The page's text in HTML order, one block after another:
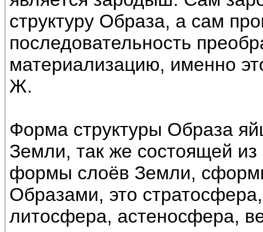
структуру Образа, а сам
последовательность
материализацию, именно
Ж.
Форма структуры Образа
Земли, так же состоящей
формы слоёв Земли,
Образами, это
литосфера, астеносфера,